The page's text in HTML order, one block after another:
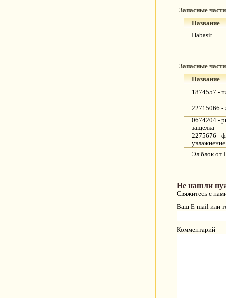
Запасные части
Название
Habasit
Запасные части
Название
1874557 -
22715066 -
0674204 -
защелка
2275676 -
увлажнение
Эл.блок от
Не нашли
Свяжитесь с
Ваш E-mail или
Комментарий